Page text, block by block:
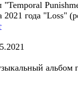
"Temporal
2021 года "Loss"
альбом